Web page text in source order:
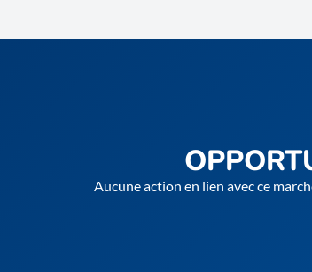
Aucune action en lien avec ce